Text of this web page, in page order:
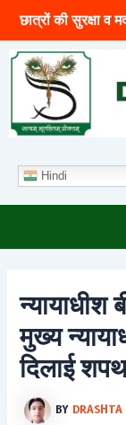
content
Hindi
मुख्य
दिलाई
BY